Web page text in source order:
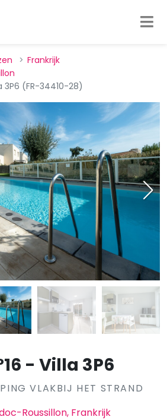
Frankrijk
3P6 (FR-34410-28)
- Villa 3P6
VLAKBIJ HET STRAND
Roussillon, Frankrijk